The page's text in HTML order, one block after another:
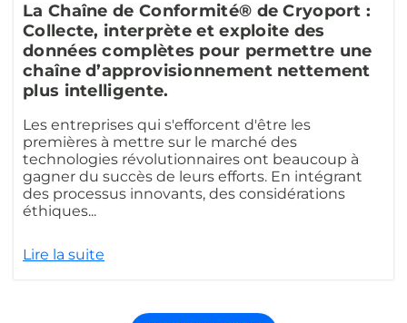
La Chaîne de Conformité® de Cryoport :
Collecte, interprète et exploite des
données complètes pour permettre une
chaîne d’approvisionnement nettement
plus intelligente.
Les entreprises qui s'efforcent d'être les
premières à mettre sur le marché des
technologies révolutionnaires ont beaucoup à
gagner du succès de leurs efforts. En intégrant
des processus innovants, des considérations
éthiques...
Lire la suite